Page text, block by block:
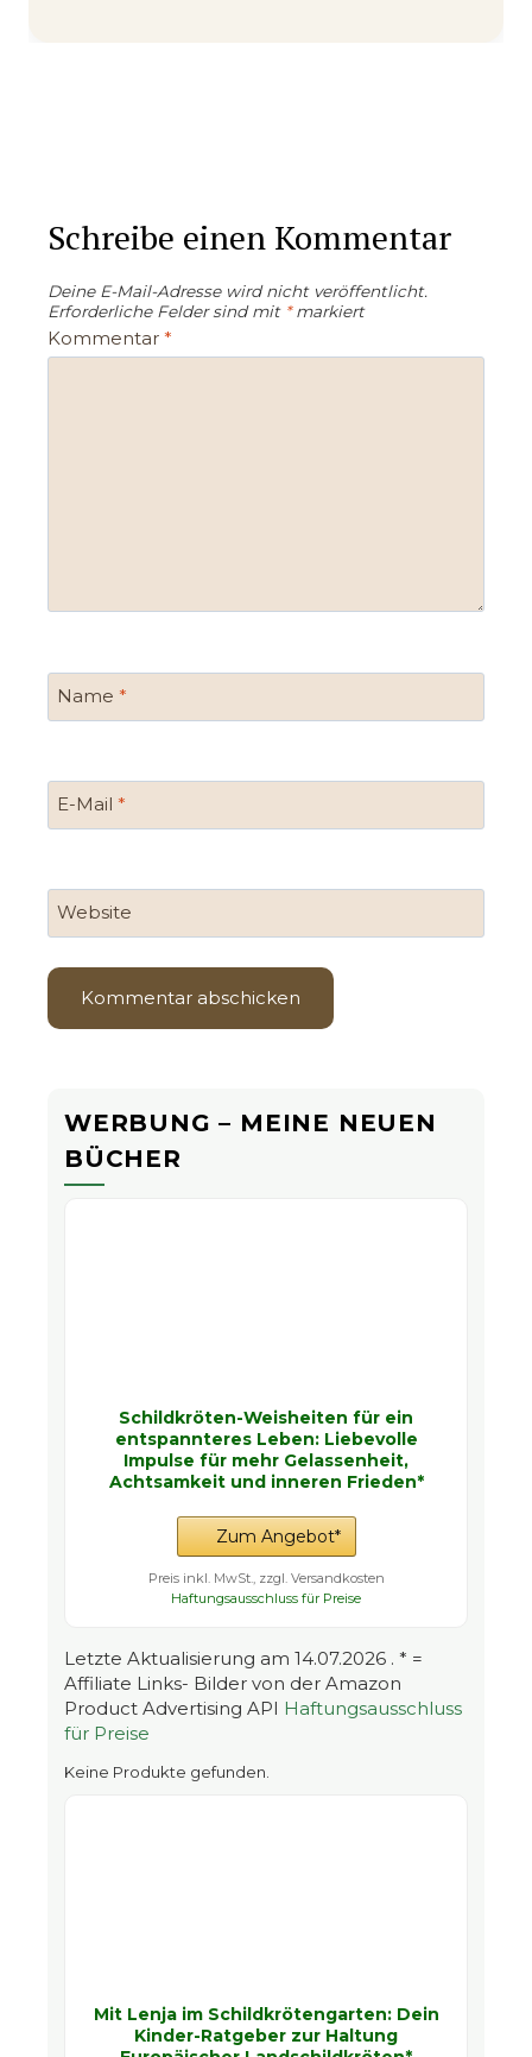
Schreibe einen Kommentar
Deine E-Mail-Adresse wird nicht veröffentlicht.
Erforderliche Felder sind mit *markiert
Kommentar *
Name *
E-Mail *
Website
WERBUNG – MEINE NEUEN
BÜCHER
Schildkröten-Weisheiten für ein
entspannteres Leben: Liebevolle
Impulse für mehr Gelassenheit,
Achtsamkeit und inneren Frieden*
Zum Angebot*
Preis inkl. MwSt., zzgl. Versandkosten
Haftungsausschluss für Preise
Letzte Aktualisierung am 14.07.2026 . * =
Affiliate Links- Bilder von der Amazon
Product Advertising API Haftungsausschluss
für Preise
Keine Produkte gefunden.
Mit Lenja im Schildkrötengarten: Dein
Kinder-Ratgeber zur Haltung